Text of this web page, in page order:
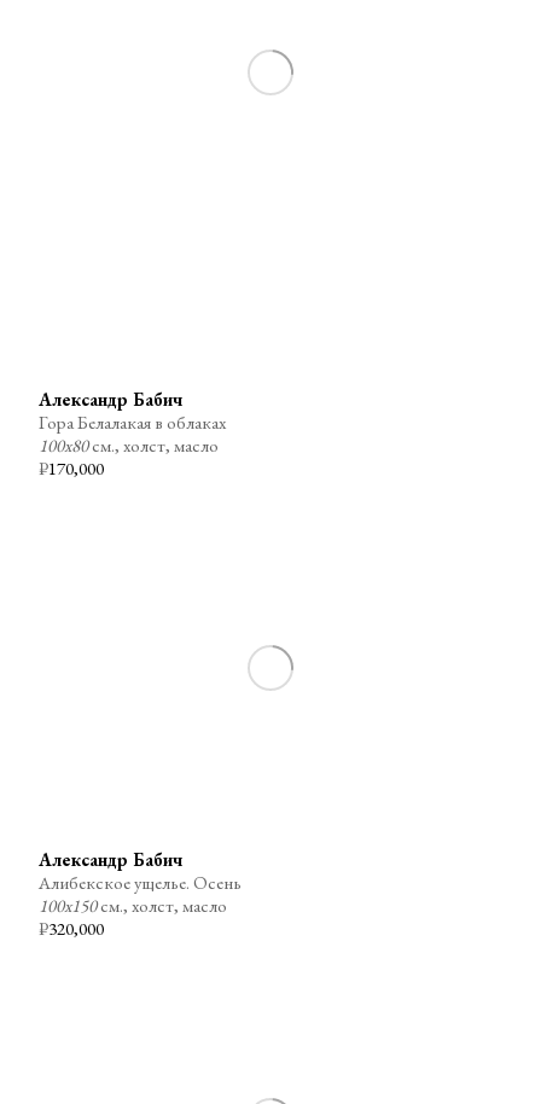
₽170,000
Александр Бабич
Гора Белалакая в облаках
100х80см., холст, масло
₽320,000
Александр Бабич
Алибекское ущелье. Осень
100х150см., холст, масло